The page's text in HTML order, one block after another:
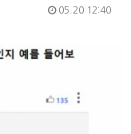
05.20 12:40